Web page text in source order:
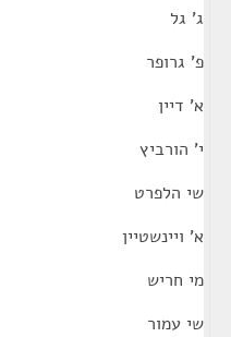
ג' גל
פ' גרופר
א' דיין
י' הורביץ
שי הלפרט
א' ויינשטיין
מי חריש
שי עמור